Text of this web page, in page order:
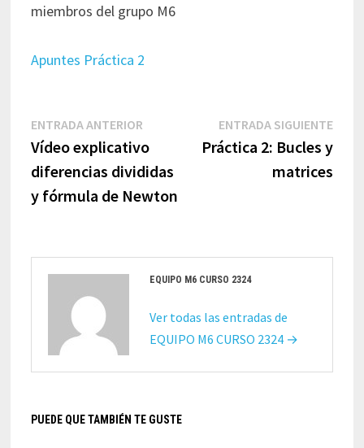
miembros del grupo M6
Apuntes Práctica 2
Navegación
entradas
ENTRADA ANTERIOR
anterior:
Vídeo explicativo
diferencias divididas
y fórmula de Newton
ENTRADA SIGUIENTE
Práctica 2: Bucles y
matrices
EQUIPO M6 CURSO 2324
Ver todas las entradas de
EQUIPO M6 CURSO 2324 →
PUEDE QUE TAMBIÉN TE GUSTE